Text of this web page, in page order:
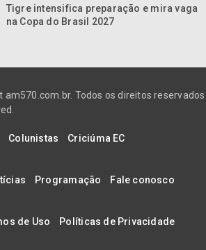
Tigre intensifica preparação e mira vaga
na Copa do Brasil 2027
Todos os direitos reservados
Colunistas Criciúma EC
Programação Fale conosco
de Uso Políticas de Privacidade